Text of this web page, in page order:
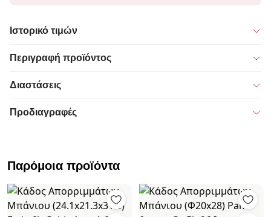
Ιστορικό τιμών
Περιγραφή προϊόντος
Διαστάσεις
Προδιαγραφές
Παρόμοια προϊόντα